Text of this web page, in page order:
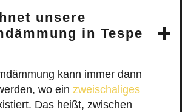
unsere
in Tespe
kann immer dann
wo ein zweischaliges
Das heißt, zwischen